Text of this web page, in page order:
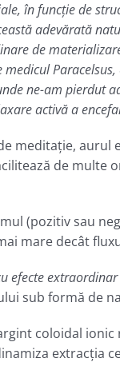
în funcţie de
adevărată
de
ne-am pierdut
activă a
meditaţie,
de multe
(pozitiv sau
mare decât
efecte
sub formă de
coloidal
extracţia